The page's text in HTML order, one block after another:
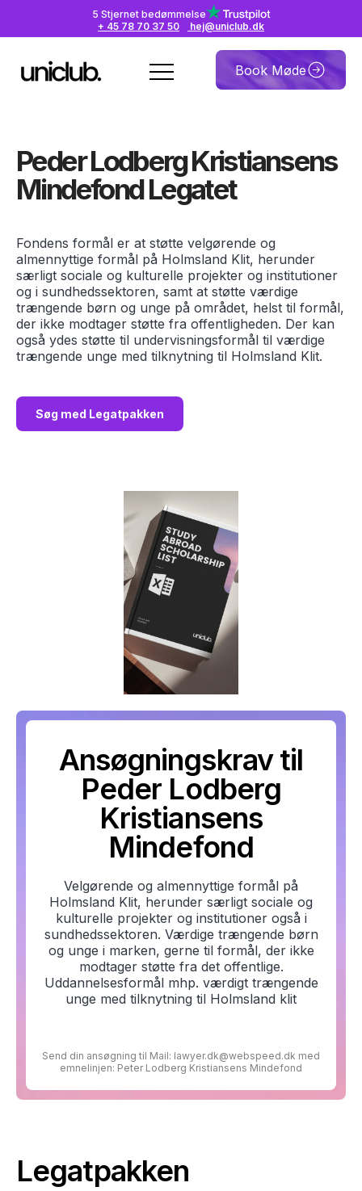
5 Stjernet bedømmelse
+ 45 78 70 37 50
hej@uniclub.dk
Book Møde
Peder Lodberg Kristiansens
Mindefond Legatet
Fondens formål er at støtte velgørende og
almennyttige formål på Holmsland Klit, herunder
særligt sociale og kulturelle projekter og institutioner
og i sundhedssektoren, samt at støtte værdige
trængende børn og unge på området, helst til formål,
der ikke modtager støtte fra offentligheden. Der kan
også ydes støtte til undervisningsformål til værdige
trængende unge med tilknytning til Holmsland Klit.
Søg med Legatpakken
Ansøgningskrav til
Peder Lodberg
Kristiansens
Mindefond
Velgørende og almennyttige formål på
Holmsland Klit, herunder særligt sociale og
kulturelle projekter og institutioner også i
sundhedssektoren. Værdige trængende børn
og unge i marken, gerne til formål, der ikke
modtager støtte fra det offentlige.
Uddannelsesformål mhp. værdigt trængende
unge med tilknytning til Holmsland klit
Send din ansøgning til Mail: lawyer.dk@webspeed.dk med
emnelinjen: Peter Lodberg Kristiansens Mindefond
Legatpakken